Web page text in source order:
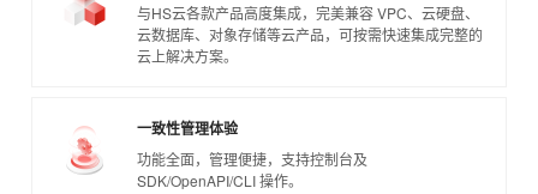
与HS云各款产品高度集成，完美兼容 VPC、云硬盘、
云数据库、对象存储等云产品，可按需快速集成完整的
云上解决方案。
一致性管理体验
功能全面，管理便捷，支持控制台及
SDK/OpenAPI/CLI 操作。